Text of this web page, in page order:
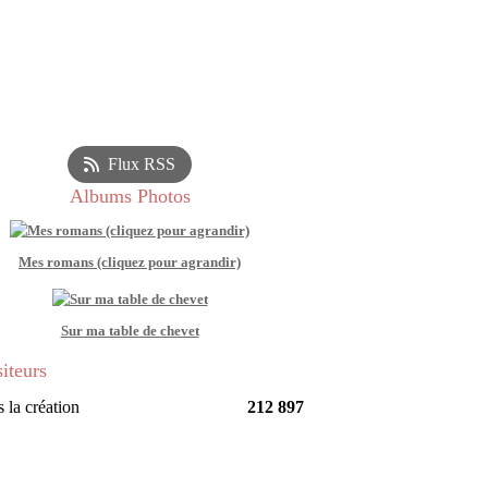
Flux RSS
Albums Photos
Mes romans (cliquez pour agrandir)
Sur ma table de chevet
la création 212 897